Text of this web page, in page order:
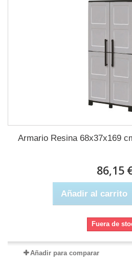
Armario Resina 68x37x169
86,15
Añadir al carrito
Fuera de
Añadir para comparar